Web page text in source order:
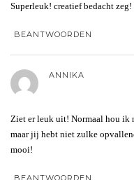
Superleuk! creatief bedacht zeg!
BEANTWOORDEN
ANNIKA
Ziet er leuk uit! Normaal hou ik
maar jij hebt niet zulke
mooi!
BEANTWOORDEN